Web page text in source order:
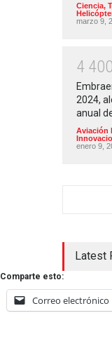
Ciencia,
marzo 9,
4 400
2024,
anual
Aviación
enero 9,
Latest
Comparte esto:
Correo electrónico